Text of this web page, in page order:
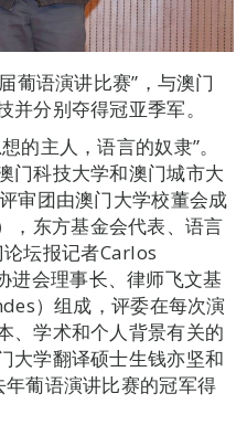
葡语演讲比赛”，与澳门
分别夺得冠亚季军。
的主人，语言的奴隶”。
门科技大学和澳门城市大
审团由澳门大学校董会成
，东方基金会代表、语言
坛报记者Carlos
进会理事长、律师飞文基
）组成，评委在每次演
、学术和个人背景有关的
大学翻译硕士生钱亦坚和
葡语演讲比赛的冠军得